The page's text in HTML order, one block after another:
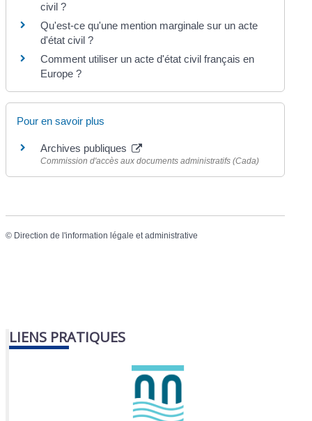
civil ?
Qu'est-ce qu'une mention marginale sur un acte
d'état civil ?
Comment utiliser un acte d'état civil français en
Europe ?
Pour en savoir plus
Archives publiques
Commission d'accès aux documents administratifs (Cada)
© Direction de l'information légale et administrative
LIENS PRATIQUES